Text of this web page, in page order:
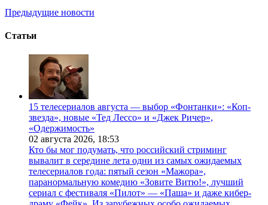
Предыдущие новости
Статьи
15 телесериалов августа — выбор «Фонтанки»: «Коп-
звезда», новые «Тед Лессо» и «Джек Ричер»,
«Одержимость»
02 августа 2026, 18:53
Кто бы мог подумать, что российский стриминг
вывалит в середине лета одни из самых ожидаемых
телесериалов года: пятый сезон «Мажора»,
паранормальную комедию «Зовите Витю!», лучший
сериал с фестиваля «Пилот» — «Паша» и даже кибер-